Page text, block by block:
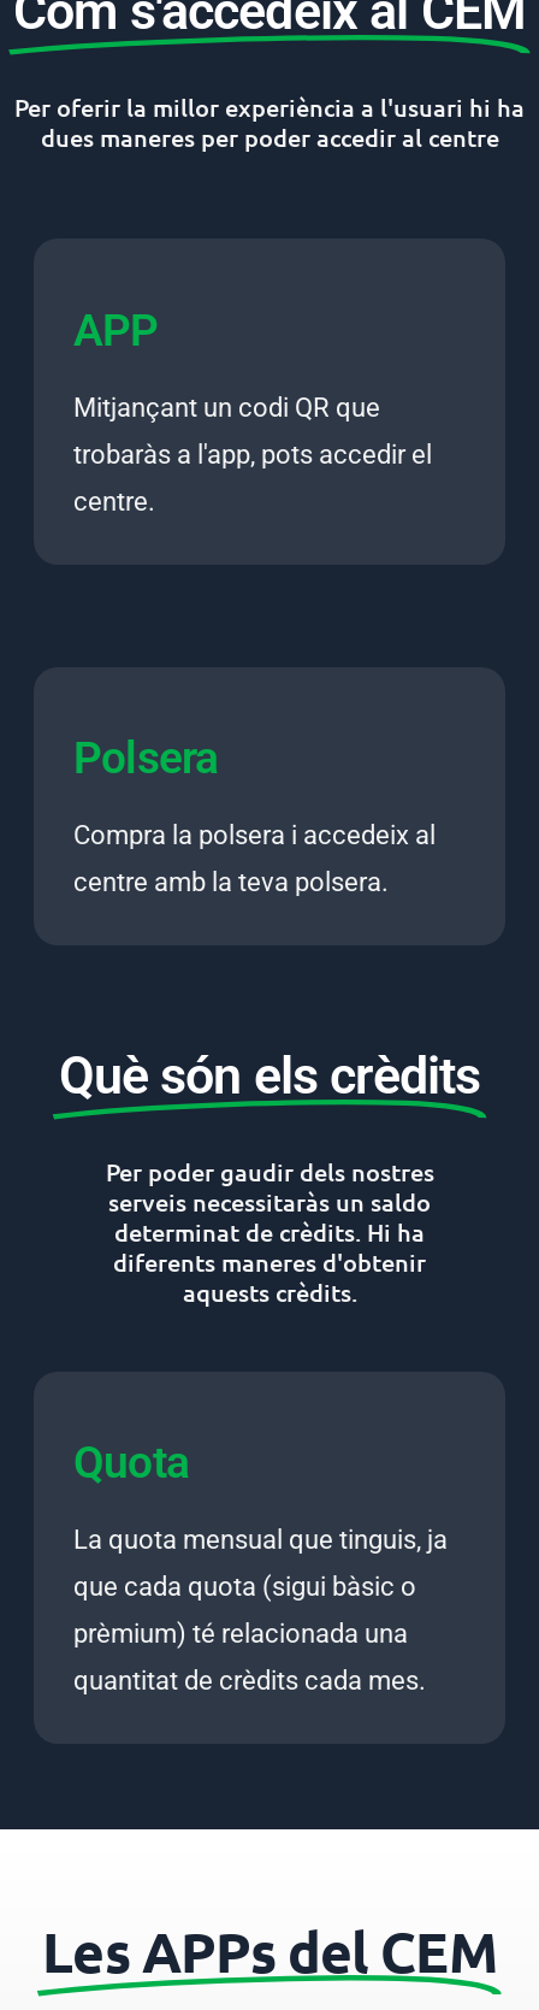
Per oferir la millor experiència a l'usuari hi ha
dues maneres per poder accedir al centre
APP
Mitjançant un codi QR que
trobaràs a l'app, pots accedir el
centre.
Polsera
Compra la polsera i accedeix al
centre amb la teva polsera.
Què són els crèdits
Per poder gaudir dels nostres
serveis necessitaràs un saldo
determinat de crèdits. Hi ha
diferents maneres d'obtenir
aquests crèdits.
Quota
La quota mensual que tinguis, ja
que cada quota (sigui bàsic o
prèmium) té relacionada una
quantitat de crèdits cada mes.
Les APPs del CEM